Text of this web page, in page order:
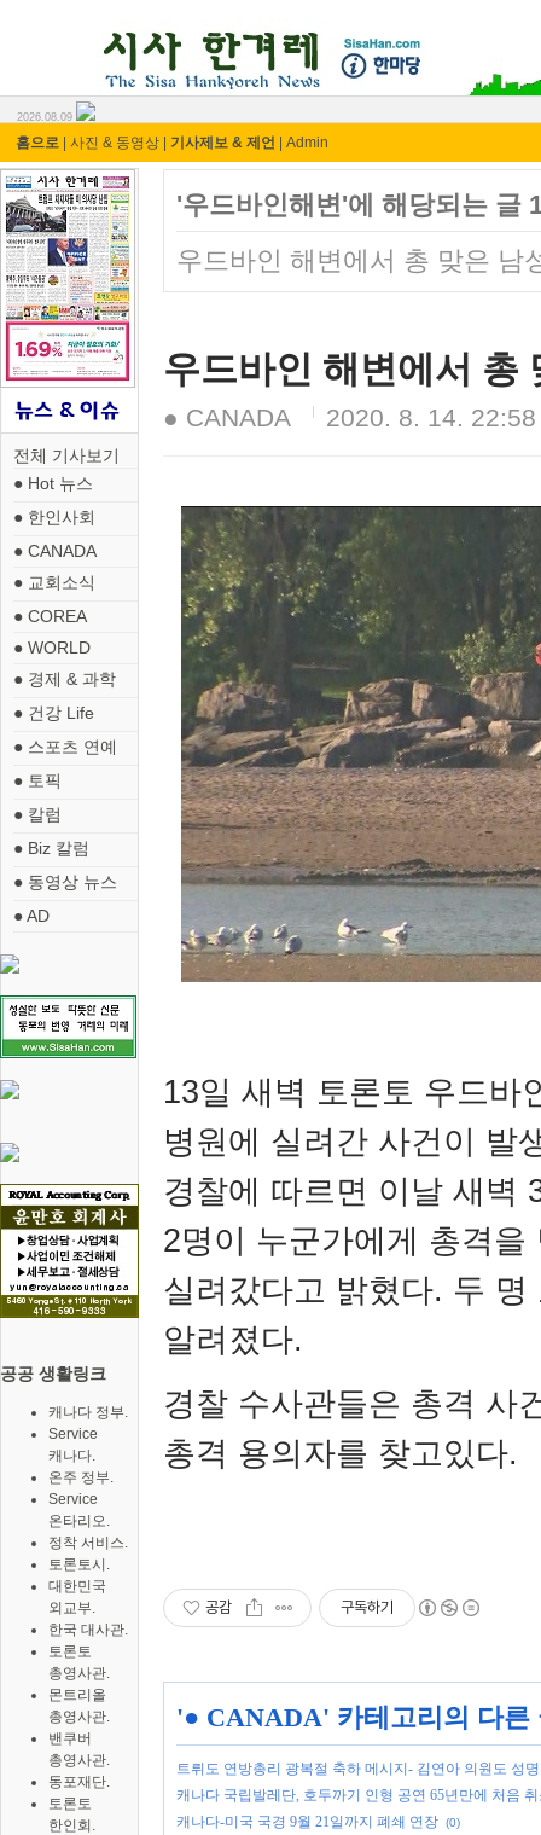
2026.08.09
홈으로 사진 & 동영상 기사제보 & 제언 Admin
전체 기사보기
● Hot 뉴스
● 한인사회
● CANADA
● 교회소식
● COREA
● WORLD
● 경제 & 과학
● 건강 Life
● 스포츠 연예
● 토픽
● 칼럼
● Biz 칼럼
● 동영상 뉴스
● AD
공공 생활링크
캐나다 정부.
Service
캐나다.
온주 정부.
Service
온타리오.
정착 서비스.
토론토시.
대한민국
외교부.
한국 대사관.
토론토
총영사관.
몬트리올
총영사관.
밴쿠버
총영사관.
동포재단.
토론토
한인회.
'우드바인해변'에 해당되는 글
우드바인 해변에서 총 맞은 남
우드바인 해변에서 총
● CANADA 2020. 8. 14. 22:58
13일 새벽 토론토 우드바
병원에 실려간 사건이 발
경찰에 따르면 이날 새벽
2명이 누군가에게 총격
실려갔다고 밝혔다. 두 명
알려졌다.
경찰 수사관들은 총격 사
총격 용의자를 찾고있다.
공감 구독하기
'● CANADA' 카테고리의 다른
트뤼도 연방총리 광복절 축하 메시지- 김연아 의원도 성명
캐나다 국립발레단, 호두까기 인형 공연 65년만에 처음
캐나다-미국 국경 9월 21일까지 폐쇄 연장 (0)